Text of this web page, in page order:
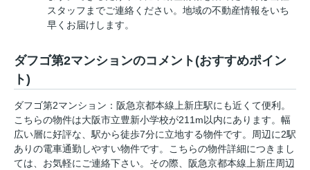
スタッフまでご連絡ください。地域の不動産情報をいち
早くお届けします。
ダフゴ第2マンションのコメント(おすすめポイン
ト)
ダフゴ第2マンション：阪急京都本線上新庄駅にも近くて便利。
こちらの物件は大阪市立豊新小学校が211m以内にあります。幅
広い層に好評な、駅から徒歩7分に立地する物件です。周辺に2駅
ありの電車通勤しやすい物件です。こちらの物件詳細につきまし
ては、お気軽にご連絡下さい。その際、阪急京都本線上新庄周辺